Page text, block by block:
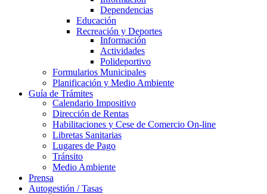
Dependencias
Educación
Recreación y Deportes
Información
Actividades
Polideportivo
Formularios Municipales
Planificación y Medio Ambiente
Guía de Trámites
Calendario Impositivo
Dirección de Rentas
Habilitaciones y Cese de Comercio On-line
Libretas Sanitarias
Lugares de Pago
Tránsito
Medio Ambiente
Prensa
Autogestión / Tasas